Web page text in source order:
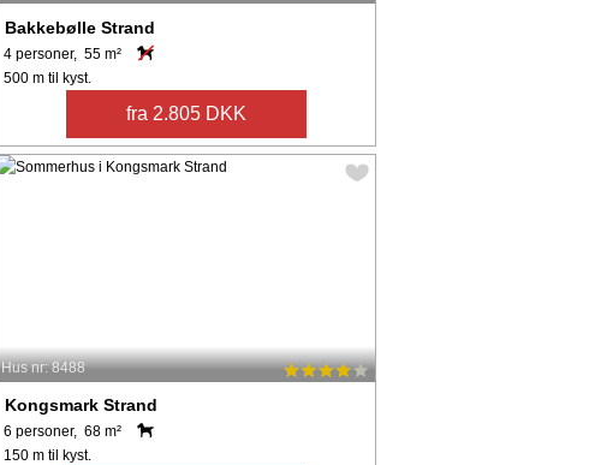
Bakkebølle Strand
4 personer, 55 m²
500 m til kyst.
fra 2.805 DKK
Hus nr: 8488
Kongsmark Strand
6 personer, 68 m²
150 m til kyst.